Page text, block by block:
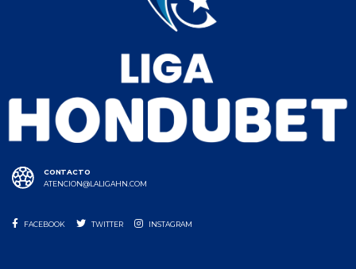
CONTACTO
ATENCION@LALIGAHN.COM
FACEBOOK TWITTER INSTAGRAM